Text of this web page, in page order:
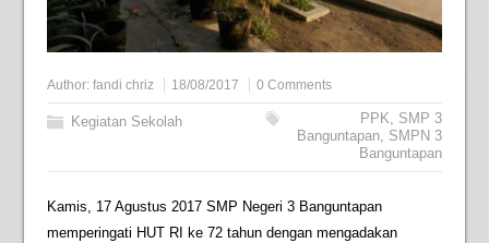
Author: fandi chriz 18/08/2017 0 Comments
Kegiatan Sekolah PPK, SMP 3
Banguntapan, SMPN 3
Banguntapan
Kamis, 17 Agustus 2017 SMP Negeri 3 Banguntapan
memperingati HUT RI ke 72 tahun dengan mengadakan